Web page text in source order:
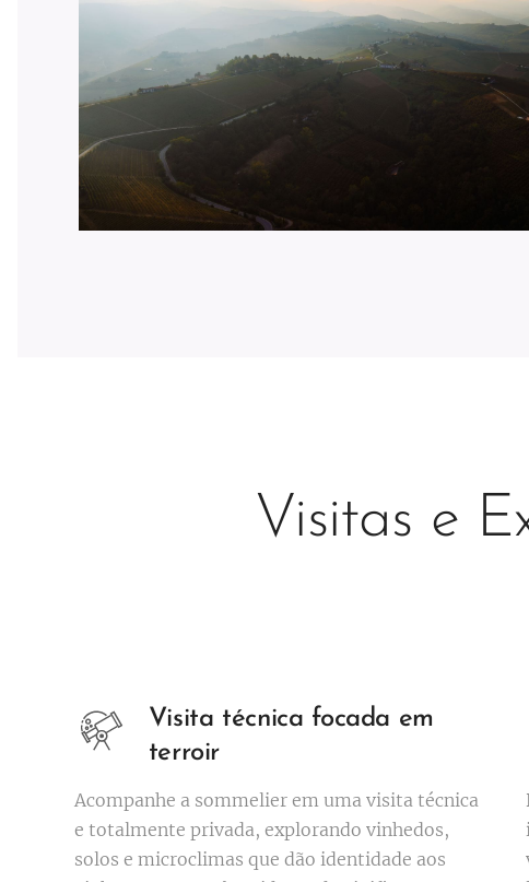
Visitas e
Visita técnica focada em
terroir
Acompanhe a sommelier em uma visita técnica
e totalmente privada, explorando vinhedos,
solos e microclimas que dão identidade aos